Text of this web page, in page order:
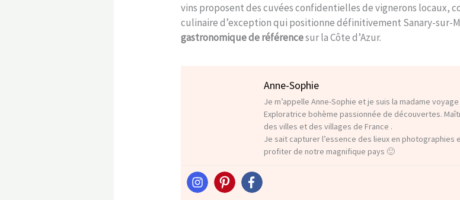
vins proposent des cuvées confidentielles de vignerons
culinaire d’exception qui positionne définitivement Sanary-sur-
gastronomique de référencesur la Côte d’Azur.
Anne-Sophie
Je m’appelle Anne-Sophie et je suis la madame
Exploratrice bohème passionnée de découvertes.
des villes et des villages de France .
Je sait capturer l’essence des lieux en photographies
profiter de notre magnifique pays 🙂